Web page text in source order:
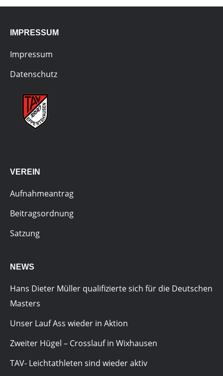
IMPRESSUM
Impressum
Datenschutz
VEREIN
Aufnahmeantrag
Beitragsordnung
Satzung
NEWS
Hans Dieter Müller qualifizierte sich für die Deutschen
Masters
Unser Lauf Ass wieder in Aktion
Zweiter Hügel – Crosslauf in Wixhausen
TAV- Leichtathleten sind wieder aktiv